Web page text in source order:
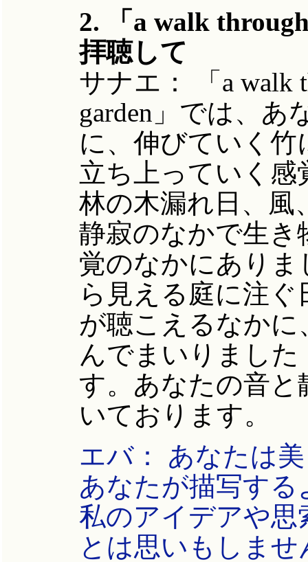
2. 「a walk
拝聴して
サナエ：
「a
garden」では、あ
に、伸びていく
立ち上っていく
林の木漏れ日、風
静寂のなかで生き
覚のなかにあり
ら見える庭に注
が聴こえるなか
んでまいりまし
す。あなたの音と
いております。
エバ： あなたは
あなたが描写す
私のアイデアや
とは思いもしま